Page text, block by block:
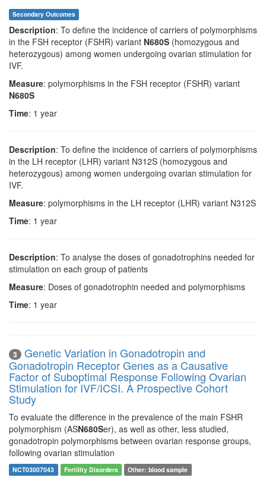
Secondary Outcomes
Description: To define the incidence of carriers of polymorphisms
in the FSH receptor (FSHR) variant N680S (homozygous and
heterozygous) among women undergoing ovarian stimulation for
IVF.
Measure: polymorphisms in the FSH receptor (FSHR) variant
N680S
Time: 1 year
Description: To define the incidence of carriers of polymorphisms
in the LH receptor (LHR) variant N312S (homozygous and
heterozygous) among women undergoing ovarian stimulation for
IVF.
Measure: polymorphisms in the LH receptor (LHR) variant N312S
Time: 1 year
Description: To analyse the doses of gonadotrophins needed for
stimulation on each group of patients
Measure: Doses of gonadotrophin needed and polymorphisms
Time: 1 year
3
Genetic Variation in Gonadotropin and
Gonadotropin Receptor Genes as a Causative
Factor of Suboptimal Response Following Ovarian
Stimulation for IVF/ICSI. A Prospective Cohort
Study
To evaluate the difference in the prevalence of the main FSHR
polymorphism (ASN680Ser), as well as other, less studied,
gonadotropin polymorphisms between ovarian response groups,
following ovarian stimulation
NCT03007043 Fertility Disorders Other: blood sample